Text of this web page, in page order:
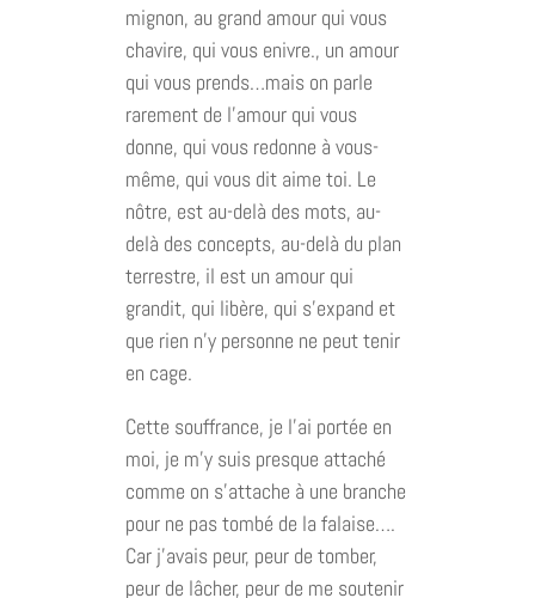
mignon, au grand amour qui vous
chavire, qui vous enivre., un amour
qui vous prends…mais on parle
rarement de l’amour qui vous
donne, qui vous redonne à vous-
même, qui vous dit aime toi. Le
nôtre, est au-delà des mots, au-
delà des concepts, au-delà du plan
terrestre, il est un amour qui
grandit, qui libère, qui s’expand et
que rien n’y personne ne peut tenir
en cage.
Cette souffrance, je l’ai portée en
moi, je m’y suis presque attaché
comme on s’attache à une branche
pour ne pas tombé de la falaise….
Car j’avais peur, peur de tomber,
peur de lâcher, peur de me soutenir